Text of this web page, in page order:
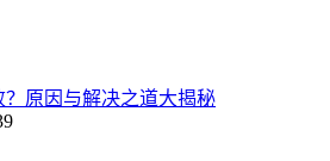
？原因与解决之道大揭秘